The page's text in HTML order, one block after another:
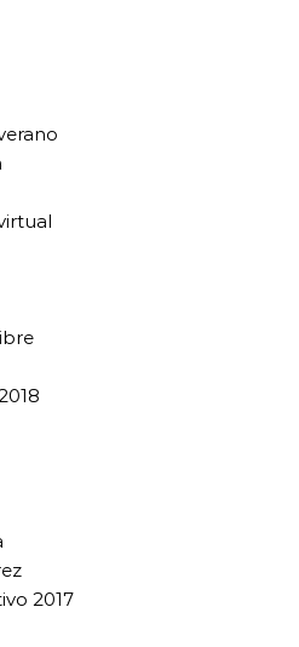
2017